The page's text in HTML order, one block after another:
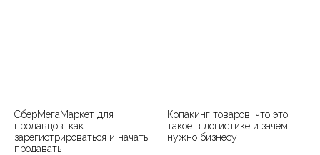
СберМегаМаркет для
продавцов: как
зарегистрироваться и начать
продавать
Копакинг товаров: что это
такое в логистике и зачем
нужно бизнесу